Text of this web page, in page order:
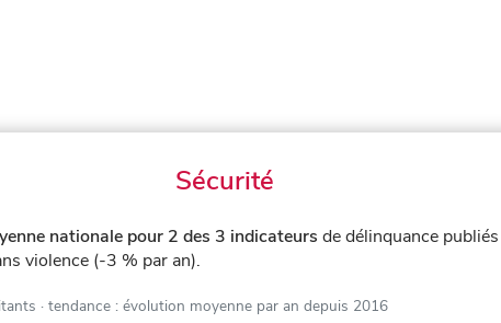
Sécurité
nationale pour 2 des 3 indicateurs de délinquance
violence (-3 % par an).
· tendance : évolution moyenne par an depuis 2016